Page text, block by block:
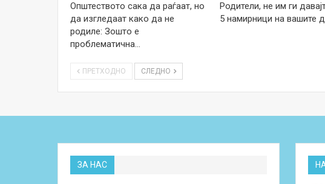
Општеството сака да раѓаат, но
да изгледаат како да не
родиле: Зошто е
проблематична…
Родители, не им ги
5 намирници на вашите
ПРЕТХОДНО СЛЕДНО
ЗА НАС